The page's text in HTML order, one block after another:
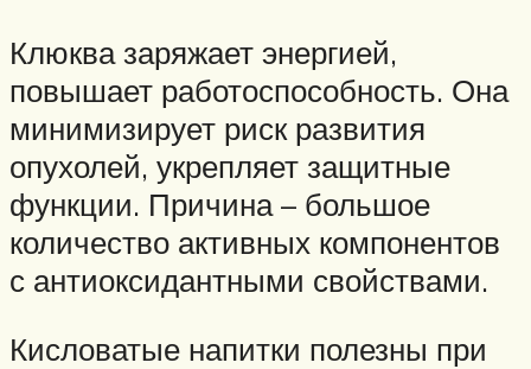
Клюква заряжает энергией,
повышает работоспособность. Она
минимизирует риск развития
опухолей, укрепляет защитные
функции. Причина – большое
количество активных компонентов
с антиоксидантными свойствами.
Кисловатые напитки полезны при